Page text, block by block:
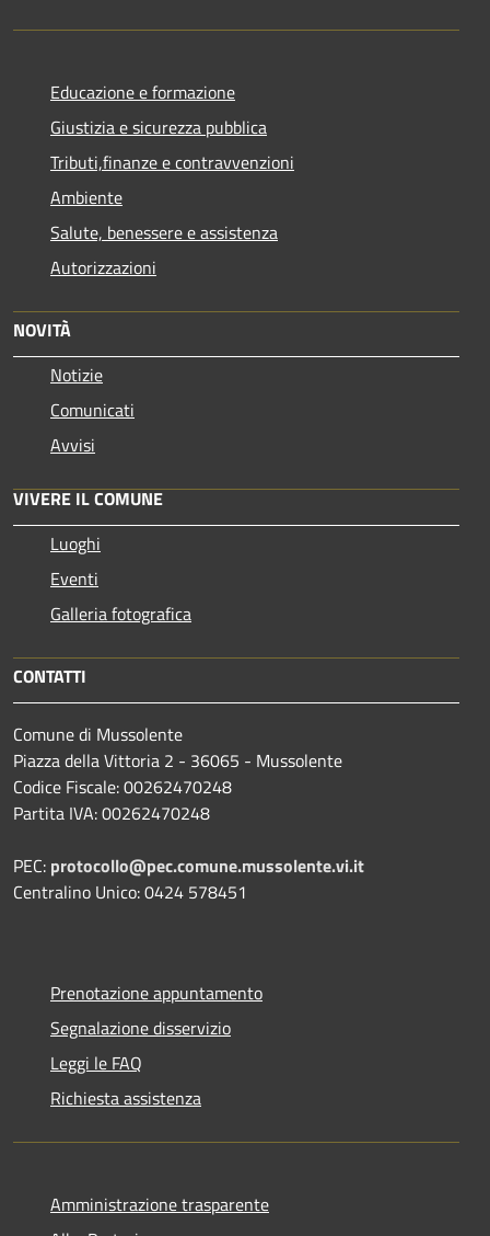
Educazione e formazione
Giustizia e sicurezza pubblica
Tributi,finanze e contravvenzioni
Ambiente
Salute, benessere e assistenza
Autorizzazioni
NOVITÀ
Notizie
Comunicati
Avvisi
VIVERE IL COMUNE
Luoghi
Eventi
Galleria fotografica
CONTATTI
Comune di Mussolente
Piazza della Vittoria 2 - 36065 - Mussolente
Codice Fiscale: 00262470248
Partita IVA: 00262470248
PEC: protocollo@pec.comune.mussolente.vi.it
Centralino Unico: 0424 578451
Prenotazione appuntamento
Segnalazione disservizio
Leggi le FAQ
Richiesta assistenza
Amministrazione trasparente